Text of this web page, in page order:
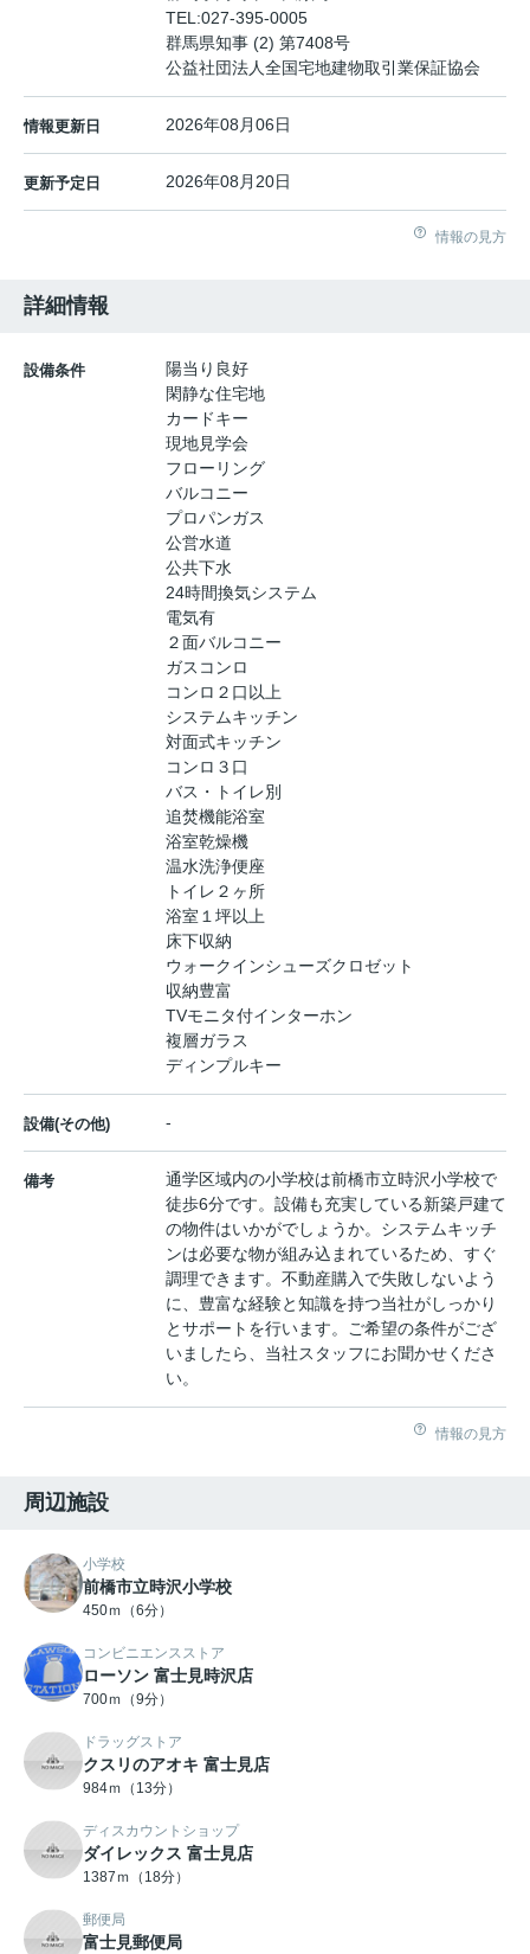
TEL:027-395-0005
群馬県知事 (2) 第7408号
公益社団法人全国宅地建物取引業保証協会
情報更新日 2026年08月06日
更新予定日 2026年08月20日
情報の見方
詳細情報
設備条件
陽当り良好
閑静な住宅地
カードキー
現地見学会
フローリング
バルコニー
プロパンガス
公営水道
公共下水
24時間換気システム
電気有
２面バルコニー
ガスコンロ
コンロ２口以上
システムキッチン
対面式キッチン
コンロ３口
バス・トイレ別
追焚機能浴室
浴室乾燥機
温水洗浄便座
トイレ２ヶ所
浴室１坪以上
床下収納
ウォークインシューズクロゼット
収納豊富
TVモニタ付インターホン
複層ガラス
ディンプルキー
設備(その他) -
備考
通学区域内の小学校は前橋市立時沢小学校で
徒歩6分です。設備も充実している新築戸建て
の物件はいかがでしょうか。システムキッチ
ンは必要な物が組み込まれているため、すぐ
調理できます。不動産購入で失敗しないよう
に、豊富な経験と知識を持つ当社がしっかり
とサポートを行います。ご希望の条件がござ
いましたら、当社スタッフにお聞かせくださ
い。
情報の見方
周辺施設
小学校
前橋市立時沢小学校
450ｍ（6分）
コンビニエンスストア
ローソン 富士見時沢店
700ｍ（9分）
ドラッグストア
クスリのアオキ 富士見店
984ｍ（13分）
ディスカウントショップ
ダイレックス 富士見店
1387ｍ（18分）
郵便局
富士見郵便局